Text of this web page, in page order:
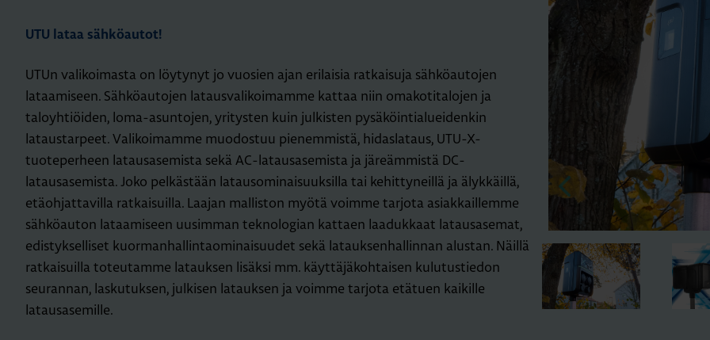
UTU lataa sähköautot!
UTUn valikoimasta on löytynyt jo vuosien ajan erilaisia ratkaisuja sähköautojen
lataamiseen. Sähköautojen latausvalikoimamme kattaa niin omakotitalojen ja
taloyhtiöiden, loma-asuntojen, yritysten kuin julkisten pysäköintialueidenkin
lataustarpeet. Valikoimamme muodostuu pienemmistä, hidaslataus, UTU-X-
tuoteperheen latausasemista sekä AC-latausasemista ja järeämmistä DC-
latausasemista. Joko pelkästään latausominaisuuksilla tai kehittyneillä ja älykkäillä,
etäohjattavilla ratkaisuilla. Laajan malliston myötä voimme tarjota asiakkaillemme
sähköauton lataamiseen uusimman teknologian kattaen laadukkaat latausasemat,
edistykselliset kuormanhallintaominaisuudet sekä latauksenhallinnan alustan. Näillä
ratkaisuilla toteutamme latauksen lisäksi mm. käyttäjäkohtaisen kulutustiedon
seurannan, laskutuksen, julkisen latauksen ja voimme tarjota etätuen kaikille
latausasemille.